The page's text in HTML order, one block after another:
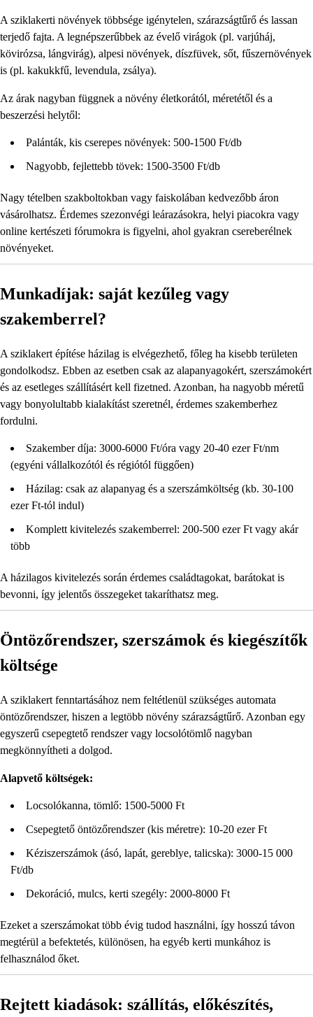
A sziklakerti növények többsége igénytelen, szárazságtűrő és lassan
terjedő fajta. A legnépszerűbbek az évelő virágok (pl. varjúháj,
kövirózsa, lángvirág), alpesi növények, díszfüvek, sőt, fűszernövények
is (pl. kakukkfű, levendula, zsálya).
Az árak nagyban függnek a növény életkorától, méretétől és a
beszerzési helytől:
Palánták, kis cserepes növények: 500-1500 Ft/db
Nagyobb, fejlettebb tövek: 1500-3500 Ft/db
Nagy tételben szakboltokban vagy faiskolában kedvezőbb áron
vásárolhatsz. Érdemes szezonvégi leárazásokra, helyi piacokra vagy
online kertészeti fórumokra is figyelni, ahol gyakran csereberélnek
növényeket.
Munkadíjak: saját kezűleg vagy
szakemberrel?
A sziklakert építése házilag is elvégezhető, főleg ha kisebb területen
gondolkodsz. Ebben az esetben csak az alapanyagokért, szerszámokért
és az esetleges szállításért kell fizetned. Azonban, ha nagyobb méretű
vagy bonyolultabb kialakítást szeretnél, érdemes szakemberhez
fordulni.
Szakember díja: 3000-6000 Ft/óra vagy 20-40 ezer Ft/nm
(egyéni vállalkozótól és régiótól függően)
Házilag: csak az alapanyag és a szerszámköltség (kb. 30-100
ezer Ft-tól indul)
Komplett kivitelezés szakemberrel: 200-500 ezer Ft vagy akár
több
A házilagos kivitelezés során érdemes családtagokat, barátokat is
bevonni, így jelentős összegeket takaríthatsz meg.
Öntözőrendszer, szerszámok és kiegészítők
költsége
A sziklakert fenntartásához nem feltétlenül szükséges automata
öntözőrendszer, hiszen a legtöbb növény szárazságtűrő. Azonban egy
egyszerű csepegtető rendszer vagy locsolótömlő nagyban
megkönnyítheti a dolgod.
Alapvető költségek:
Locsolókanna, tömlő: 1500-5000 Ft
Csepegtető öntözőrendszer (kis méretre): 10-20 ezer Ft
Kéziszerszámok (ásó, lapát, gereblye, talicska): 3000-15 000
Ft/db
Dekoráció, mulcs, kerti szegély: 2000-8000 Ft
Ezeket a szerszámokat több évig tudod használni, így hosszú távon
megtérül a befektetés, különösen, ha egyéb kerti munkához is
felhasználod őket.
Rejtett kiadások: szállítás, előkészítés,